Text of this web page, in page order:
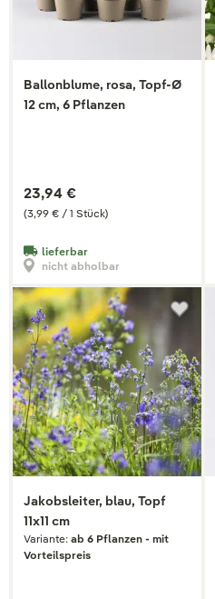
Ballonblume, rosa, Topf-Ø
12 cm, 6 Pflanzen
(3,99 € / 1 Stück)
23,94 €
lieferbar
nicht abholbar
Jakobsleiter, blau, Topf
11x11 cm
Variante: ab 6 Pflanzen - mit
Vorteilspreis